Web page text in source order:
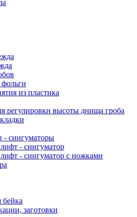
из пластика
регулировки высоты днища гроба
- сингуматоры
- сингуматор
- сингуматор с ножками
бейка
заготовки